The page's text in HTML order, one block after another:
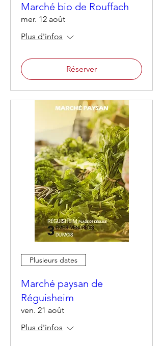
Marché bio de Rouffach
mer. 12 août
Plus d'infos
Réserver
Plusieurs dates
Marché paysan de
Réguisheim
ven. 21 août
Plus d'infos